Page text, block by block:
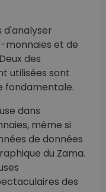
d'analyser
monnaies et de
des
utilisées sont
fondamentale.
dans
même si
de données
du Zama.
des